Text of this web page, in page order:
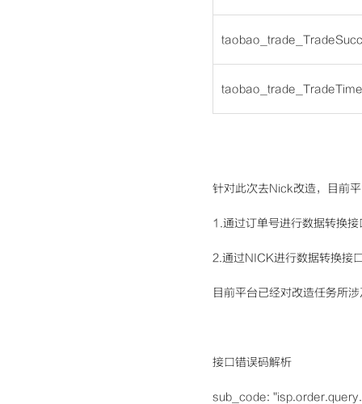
针对此次去Nick改造，目前
1. 通过订单号进行数据转换接
2. 通过NICK进行数据转换接
目前平台已经对改造任务所
接口错误码解析
sub_code: